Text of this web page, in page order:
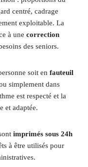
centré, cadrage
exploitable. La
à une correction
des seniors.
soit en fauteuil
simplement dans
est respecté et la
et adaptée.
imprimés sous 24h
à être utilisés pour